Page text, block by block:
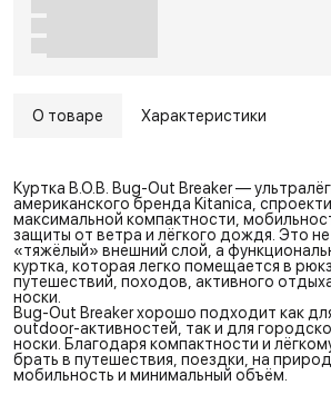
О товаре Характеристики
Куртка B.O.B. Bug-Out Breaker —
американского бренда Kitanica,
максимальной компактности,
защиты от ветра и лёгкого дождя. Это
«тяжёлый» внешний слой, а
куртка, которая легко помещается в
путешествий, походов, активного
носки.
Bug-Out Breaker хорошо подходит как
outdoor-активностей, так и для
носки. Благодаря компактности и
брать в путешествия, поездки, на
мобильность и минимальный объём.